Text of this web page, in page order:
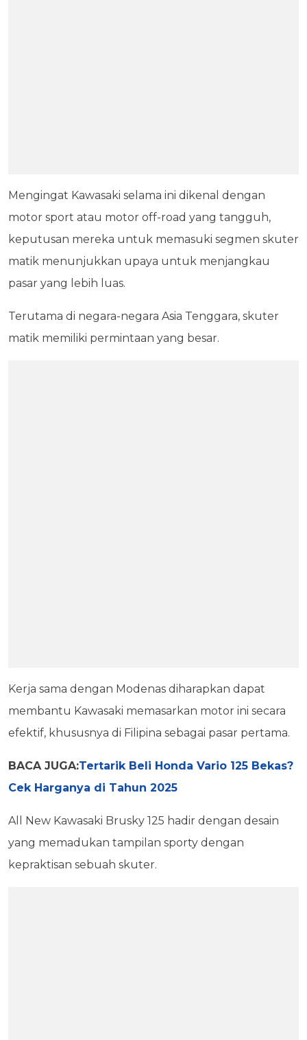
Mengingat Kawasaki selama ini dikenal dengan
motor sport atau motor off-road yang tangguh,
keputusan mereka untuk memasuki segmen skuter
matik menunjukkan upaya untuk menjangkau
pasar yang lebih luas.
Terutama di negara-negara Asia Tenggara, skuter
matik memiliki permintaan yang besar.
Kerja sama dengan Modenas diharapkan dapat
membantu Kawasaki memasarkan motor ini secara
efektif, khususnya di Filipina sebagai pasar pertama.
BACA JUGA:Tertarik Beli Honda Vario 125 Bekas?
Cek Harganya di Tahun 2025
All New Kawasaki Brusky 125 hadir dengan desain
yang memadukan tampilan sporty dengan
kepraktisan sebuah skuter.